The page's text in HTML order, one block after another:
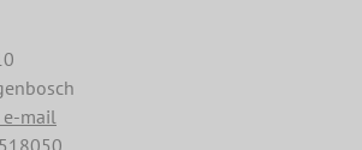
e-mail